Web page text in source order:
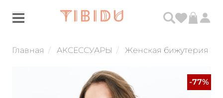
Главная АКСЕССУАРЫ Женская бижутерия
-77%